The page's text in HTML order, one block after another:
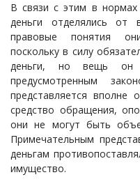
В связи с этим в нормах
деньги отделялись от
правовые понятия
поскольку в силу
деньги, но вещь он
предусмотренным
представляется вполне
средство обращения,
они не могут быть
Примечательным
деньгам
имущество.